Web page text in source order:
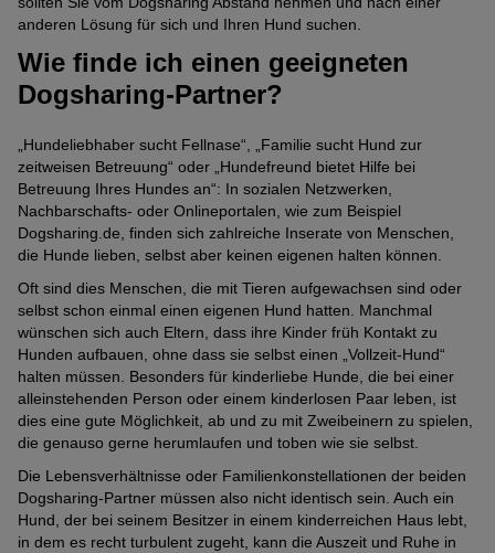
anderen Lösung für sich und Ihren Hund suchen.
Wie finde ich einen geeigneten
Dogsharing-Partner?
„Hundeliebhaber sucht Fellnase“, „Familie sucht Hund zur
zeitweisen Betreuung“ oder „Hundefreund bietet Hilfe bei
Betreuung Ihres Hundes an“: In sozialen Netzwerken,
Nachbarschafts- oder Onlineportalen, wie zum Beispiel
Dogsharing.de, finden sich zahlreiche Inserate von Menschen,
die Hunde lieben, selbst aber keinen eigenen halten können.
Oft sind dies Menschen, die mit Tieren aufgewachsen sind oder
selbst schon einmal einen eigenen Hund hatten. Manchmal
wünschen sich auch Eltern, dass ihre Kinder früh Kontakt zu
Hunden aufbauen, ohne dass sie selbst einen „Vollzeit-Hund“
halten müssen. Besonders für kinderliebe Hunde, die bei einer
alleinstehenden Person oder einem kinderlosen Paar leben, ist
dies eine gute Möglichkeit, ab und zu mit Zweibeinern zu spielen,
die genauso gerne herumlaufen und toben wie sie selbst.
Die Lebensverhältnisse oder Familienkonstellationen der beiden
Dogsharing-Partner müssen also nicht identisch sein. Auch ein
Hund, der bei seinem Besitzer in einem kinderreichen Haus lebt,
in dem es recht turbulent zugeht, kann die Auszeit und Ruhe in